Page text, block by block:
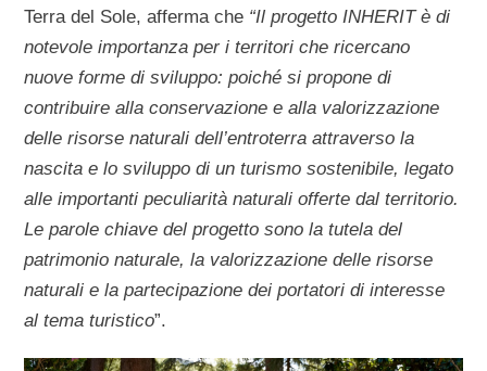
Terra del Sole, afferma che “Il progetto INHERIT è di
notevole importanza per i territori che ricercano
nuove forme di sviluppo: poiché si propone di
contribuire alla conservazione e alla valorizzazione
delle risorse naturali dell’entroterra attraverso la
nascita e lo sviluppo di un turismo sostenibile, legato
alle importanti peculiarità naturali offerte dal territorio.
Le parole chiave del progetto sono la tutela del
patrimonio naturale, la valorizzazione delle risorse
naturali e la partecipazione dei portatori di interesse
al tema turistico”.